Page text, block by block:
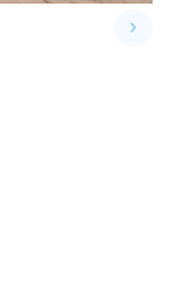
keyboard_arrow_right